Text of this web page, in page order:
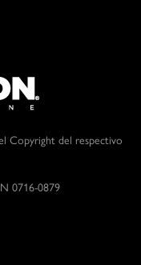
Copyright del respectivo
0716-0879